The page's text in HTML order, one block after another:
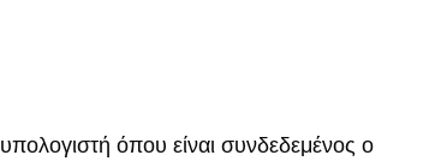
όπου είναι συνδεδεμένος ο